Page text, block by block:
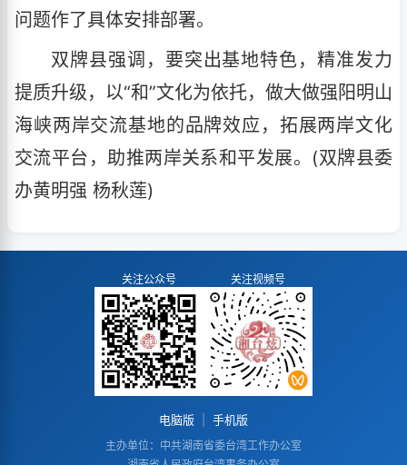
问题作了具体安排部署。
双牌县强调，要突出基地特色，精准发力
提质升级，以“和”文化为依托，做大做强阳明山
海峡两岸交流基地的品牌效应，拓展两岸文化
交流平台，助推两岸关系和平发展。(双牌县委
办黄明强 杨秋莲)
关注公众号 关注视频号
电脑版 手机版
主办单位：中共湖南省委台湾工作办公室